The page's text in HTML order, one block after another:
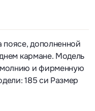
дополненной
кармане. Модель
молнию и фирменную
185 си Размер